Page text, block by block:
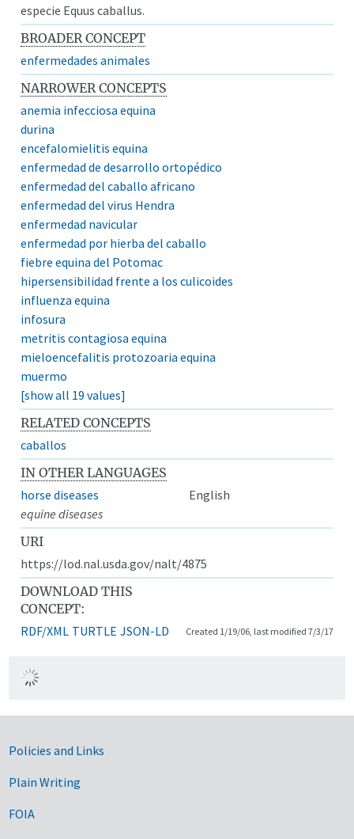
especie Equus caballus.
BROADER CONCEPT
enfermedades animales
NARROWER CONCEPTS
anemia infecciosa equina
durina
encefalomielitis equina
enfermedad de desarrollo ortopédico
enfermedad del caballo africano
enfermedad del virus Hendra
enfermedad navicular
enfermedad por hierba del caballo
fiebre equina del Potomac
hipersensibilidad frente a los culicoides
influenza equina
infosura
metritis contagiosa equina
mieloencefalitis protozoaria equina
muermo
[show all 19 values]
RELATED CONCEPTS
caballos
IN OTHER LANGUAGES
horse diseases
English
equine diseases
URI
https://lod.nal.usda.gov/nalt/4875
DOWNLOAD THIS
CONCEPT:
RDF/XML TURTLE JSON-LD Created 1/19/06, last modified 7/3/17
Government Links
Policies and Links
Plain Writing
FOIA